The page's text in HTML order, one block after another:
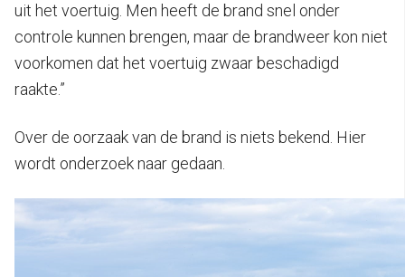
uit het voertuig. Men heeft de brand snel onder
controle kunnen brengen, maar de brandweer kon niet
voorkomen dat het voertuig zwaar beschadigd
raakte.”
Over de oorzaak van de brand is niets bekend. Hier
wordt onderzoek naar gedaan.